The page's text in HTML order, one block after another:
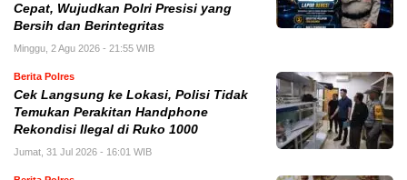
Cepat, Wujudkan Polri Presisi yang
Bersih dan Berintegritas
Minggu, 2 Agu 2026 - 21:55 WIB
Berita Polres
Cek Langsung ke Lokasi, Polisi Tidak
Temukan Perakitan Handphone
Rekondisi Ilegal di Ruko 1000
Jumat, 31 Jul 2026 - 16:01 WIB